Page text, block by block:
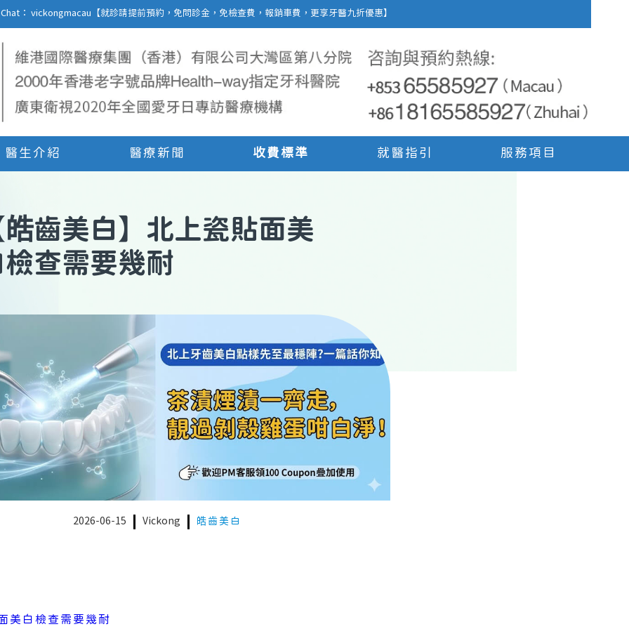
： vickongmacau【就診請提前預約，免問診金，免檢查費，報銷車費，更享牙醫九折優惠】
醫生介紹 醫療新聞 收費標準 就醫指引 服務項目
皓齒美白】 北上瓷貼面美
查需要幾耐
2026-06-15 Vickong 皓齒美白
美白檢查需要幾耐